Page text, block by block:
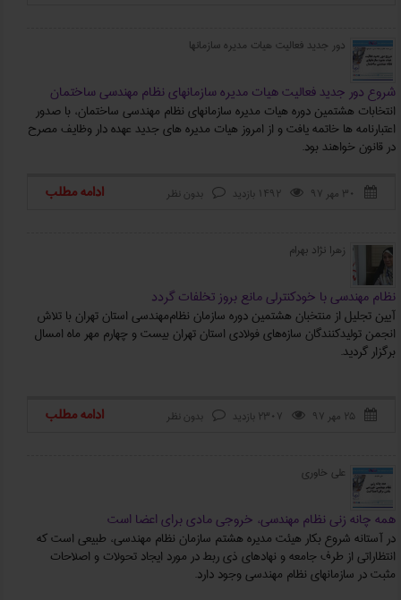
دور جدید فعالیت هیات مدیره سازمانها
شروع دور جدید فعالیت هیات مدیره سازمانهای نظام مهندسی ساختمان
انتخابات هشتمین دوره هیات مدیره سازمانهای نظام مهندسی ساختمان، با صدور
اعتبارنامه ها خاتمه یافت و از امروز هیات مدیره های جدید عهده دار وظایف مصرح
در قانون خواهند بود.
 ۳۰ مهر ۹۷  1492 بازدید  بدون نظر ادامه مطلب
زهرا نژاد بهرام
نظام ‌مهندسی با خودکنترلی مانع بروز تخلفات گردد
آیین تجلیل از منتخبان هشتمین دوره سازمان نظام‌مهندسی استان تهران با تلاش
انجمن تولیدکنندگان سازه‌های فولادی استان تهران بیست و چهارم مهر ماه امسال
برگزار گردید.
 ۲۵ مهر ۹۷  2307 بازدید  بدون نظر ادامه مطلب
علی خاوری
همه چانه ‌زنی نظام مهندسی، خروجی مادی برای اعضا است
در آستانه شروع بکار هیئت مدیره هشتم سازمان نظام مهندسی، طبیعی است که
انتظاراتی از طرف جامعه و نهادهای ذی ربط در مورد ایجاد تحولات و اصلاحات
مثبت در سازمانهای نظام مهندسی وجود دارد.